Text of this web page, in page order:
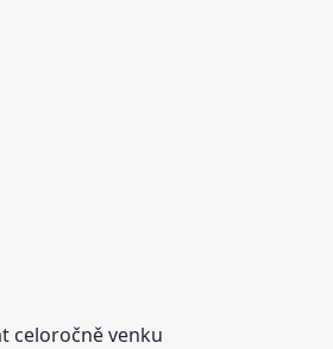
celoročně venku